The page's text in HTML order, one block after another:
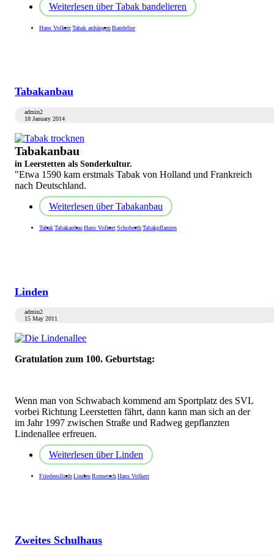
Weiterlesen über Tabak bandelieren
Hans VolkertTabak anhängenBandelier
Tabakanbau
admin2
18 January 2014
Tabakanbau
in Leerstetten als Sonderkultur.
"Etwa 1590 kam erstmals Tabak von Holland und Frankreich
nach Deutschland.
Weiterlesen über Tabakanbau
TabakTabakanbauHans VolkertSchoberthTabakpflanzen
Linden
admin2
15 May 2011
Gratulation zum 100. Geburtstag:
Wenn man von Schwabach kommend am Sportplatz des SVL
vorbei Richtung Leerstetten fährt, dann kann man sich an der
im Jahr 1997 zwischen Straße und Radweg gepflanzten
Lindenallee erfreuen.
Weiterlesen über Linden
FriedenslindeLindenRometschHans Volkert
Zweites Schulhaus